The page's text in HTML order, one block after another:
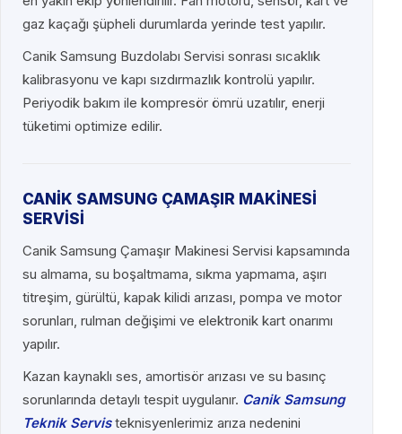
gaz kaçağı şüpheli durumlarda yerinde test yapılır.
Canik Samsung Buzdolabı Servisi sonrası sıcaklık
kalibrasyonu ve kapı sızdırmazlık kontrolü yapılır.
Periyodik bakım ile kompresör ömrü uzatılır, enerji
tüketimi optimize edilir.
CANİK SAMSUNG ÇAMAŞIR MAKİNESİ
SERVİSİ
Canik Samsung Çamaşır Makinesi Servisi kapsamında
su almama, su boşaltmama, sıkma yapmama, aşırı
titreşim, gürültü, kapak kilidi arızası, pompa ve motor
sorunları, rulman değişimi ve elektronik kart onarımı
yapılır.
Kazan kaynaklı ses, amortisör arızası ve su basınç
sorunlarında detaylı tespit uygulanır. Canik Samsung
Teknik Servisteknisyenlerimiz arıza nedenini